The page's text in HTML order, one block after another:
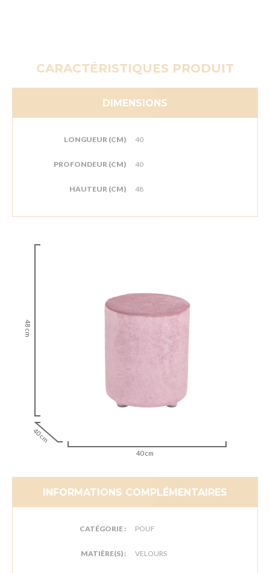
CARACTÉRISTIQUES PRODUIT
DIMENSIONS
LONGUEUR (CM) 40
PROFONDEUR (CM) 40
HAUTEUR (CM) 48
48 cm
40 cm
40 cm
INFORMATIONS COMPLÉMENTAIRES
CATÉGORIE : POUF
MATIÈRE(S) : VELOURS